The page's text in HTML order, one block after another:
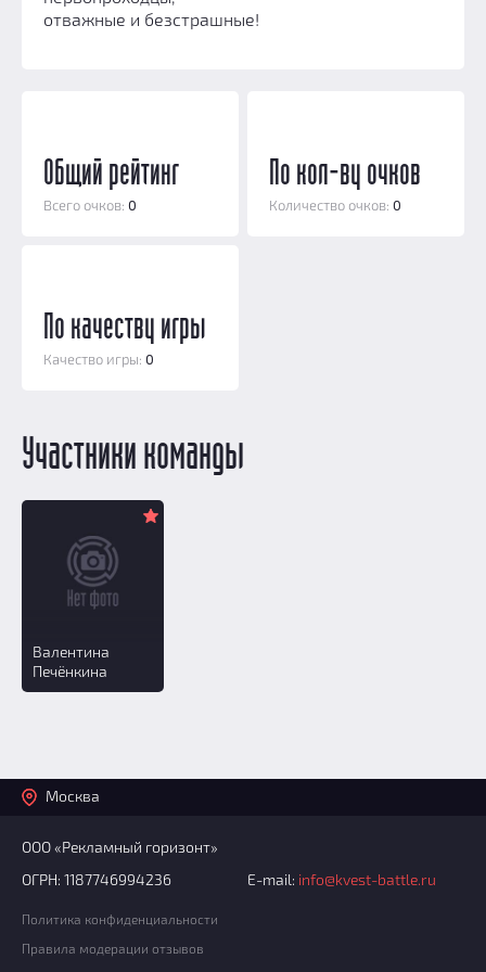
отважные и безстрашные!
Общий рейтинг
Всего очков: 0
По кол-ву очков
Количество очков:0
По качеству игры
Качество игры: 0
Участники команды
Валентина
Печёнкина
Москва
ООО «Рекламный горизонт»
ОГРН: 1187746994236
E-mail: info@kvest-battle.ru
Политика конфиденциальности
Правила модерации отзывов